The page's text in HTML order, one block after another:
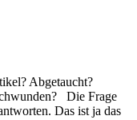
Abgetaucht?
Die Frage
Das ist ja das